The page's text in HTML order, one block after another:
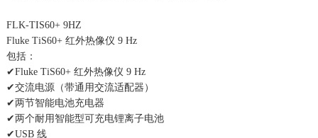
FLK-TIS60+ 9HZ
Fluke TiS60+ 红外热像仪 9 Hz
包括：
✔Fluke TiS60+ 红外热像仪 9 Hz
✔交流电源（带通用交流适配器）
✔两节智能电池充电器
✔两个耐用智能型可充电锂离子电池
✔USB 线